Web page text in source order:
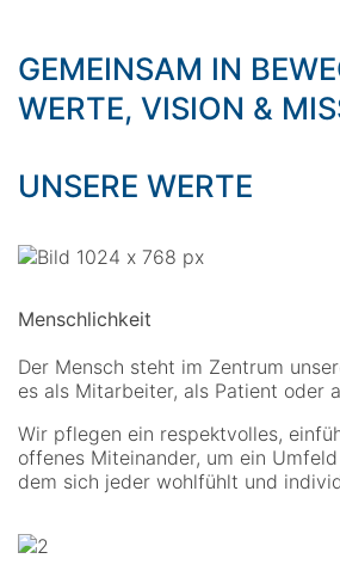
GEMEINSAM IN
WERTE, VISION &
UNSERE WERTE
Menschlichkeit
Der Mensch steht im Zentrum
es als Mitarbeiter, als Patient oder
Wir pflegen ein respektvolles,
offenes Miteinander, um ein
dem sich jeder wohlfühlt und